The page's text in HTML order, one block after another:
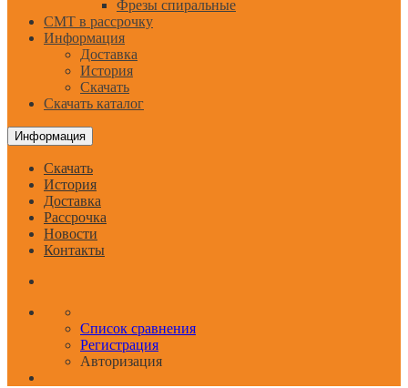
Фрезы спиральные
CMT в рассрочку
Информация
Доставка
История
Скачать
Скачать каталог
Информация
Скачать
История
Доставка
Рассрочка
Новости
Контакты
Список сравнения
Регистрация
Авторизация